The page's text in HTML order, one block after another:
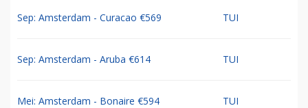
Sep: Amsterdam - Curacao €569 TUI
Sep: Amsterdam - Aruba €614 TUI
Mei: Amsterdam - Bonaire €594 TUI